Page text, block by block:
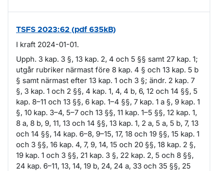
TSFS 2023:62 (pdf 635kB)
I kraft 2024-01-01.
Upph. 3 kap. 3 §, 13 kap. 2, 4 och 5 §§ samt 27 kap. 1;
utgår rubriker närmast före 8 kap. 4 § och 13 kap. 5 b
§ samt närmast efter 13 kap. 1 och 3 §; ändr. 2 kap. 7
§, 3 kap. 1 och 2 §§, 4 kap. 1, 4, 4 b, 6, 12 och 14 §§, 5
kap. 8–11 och 13 §§, 6 kap. 1–4 §§, 7 kap. 1 a §, 9 kap. 1
§, 10 kap. 3–4, 5–7 och 13 §§, 11 kap. 1–5 §§, 12 kap. 1,
8 a, 8 b, 9, 11, 13 och 14 §§, 13 kap. 1, 2 a, 5 a, 5 b, 7, 13
och 14 §§, 14 kap. 6–8, 9–15, 17, 18 och 19 §§, 15 kap. 1
och 3 §§, 16 kap. 4, 7, 9, 14, 15 och 20 §§, 18 kap. 2 §,
19 kap. 1 och 3 §§, 21 kap. 3 §, 22 kap. 2, 5 och 8 §§,
24 kap. 6–11, 13, 14, 19 b, 24, 24 a, 33 och 35 §§, 25